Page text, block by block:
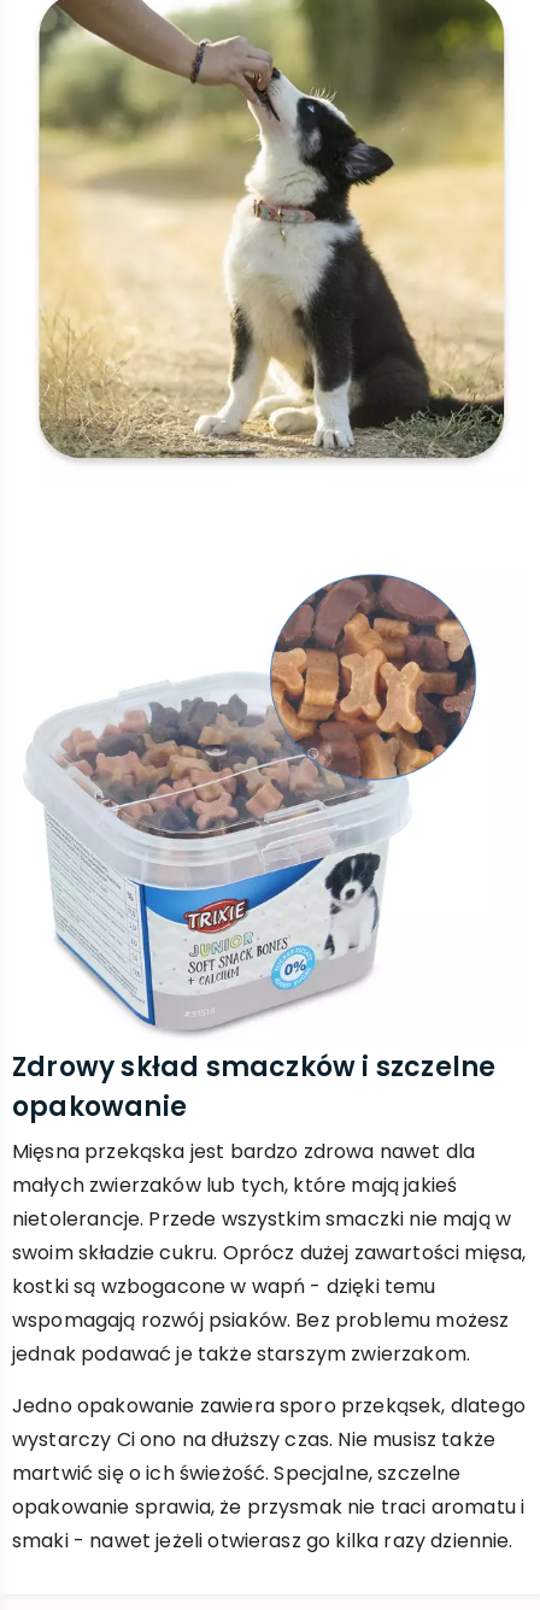
Zdrowy skład smaczków i szczelne
opakowanie
Mięsna przekąska jest bardzo zdrowa nawet dla
małych zwierzaków lub tych, które mają jakieś
nietolerancje. Przede wszystkim smaczki nie mają w
swoim składzie cukru. Oprócz dużej zawartości mięsa,
kostki są wzbogacone w wapń - dzięki temu
wspomagają rozwój psiaków. Bez problemu możesz
jednak podawać je także starszym zwierzakom.
Jedno opakowanie zawiera sporo przekąsek, dlatego
wystarczy Ci ono na dłuższy czas. Nie musisz także
martwić się o ich świeżość. Specjalne, szczelne
opakowanie sprawia, że przysmak nie traci aromatu i
smaki - nawet jeżeli otwierasz go kilka razy dziennie.